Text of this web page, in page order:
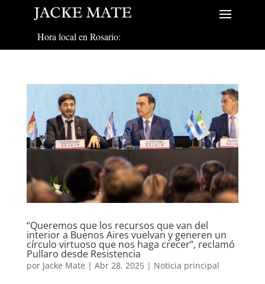
Hora local en Rosario:
“Queremos que los recursos que van del
interior a Buenos Aires vuelvan y generen un
círculo virtuoso que nos haga crecer”, reclamó
Pullaro desde Resistencia
por Jacke Mate | Abr 28, 2025| Noticia principal